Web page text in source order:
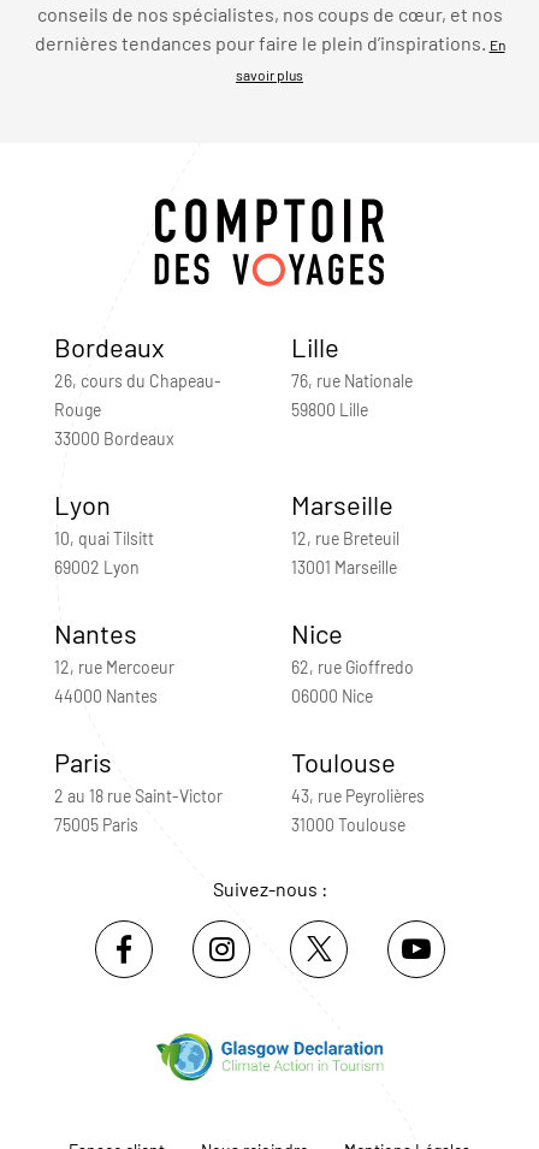
conseils de nos spécialistes, nos coups de cœur, et nos
dernières tendances pour faire le plein d’inspirations. En
savoir plus
Bordeaux
26, cours du Chapeau-
Rouge
33000 Bordeaux
Lille
76, rue Nationale
59800 Lille
Lyon
10, quai Tilsitt
69002 Lyon
Marseille
12, rue Breteuil
13001 Marseille
Nantes
12, rue Mercoeur
44000 Nantes
Nice
62, rue Gioffredo
06000 Nice
Paris
2 au 18 rue Saint-Victor
75005 Paris
Toulouse
43, rue Peyrolières
31000 Toulouse
Suivez-nous :